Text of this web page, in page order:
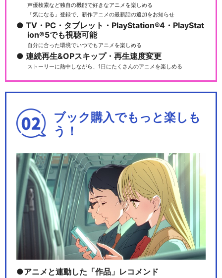
声優検索など独自の機能で好きなアニメを楽しめる
「気になる」登録で、新作アニメの最新話の追加をお知らせ
TV・PC・タブレット・PlayStation®4・PlayStat
ion®5でも視聴可能
自分に合った環境でいつでもアニメを楽しめる
連続再生&OPスキップ・再生速度変更
ストーリーに熱中しながら、1日にたくさんのアニメを楽しめる
ブック購入でもっと楽しも
う！
アニメと連動した「作品」レコメンド